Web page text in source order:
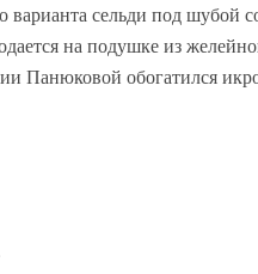
варианта сельди под шубой
на подушке из
Панюковой обогатился